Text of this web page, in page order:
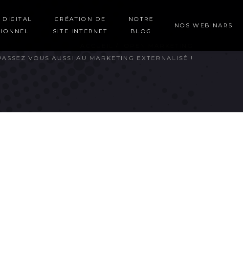
DIGITAL
CRÉATION DE
SITE INTERNET
NOTRE
BLOG
NOS WEBINARS
VOUS AUSSI AU MARKETING EXTERNALISÉ !